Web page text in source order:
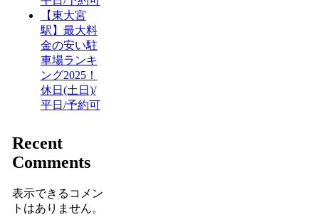
【東大宮
駅】最大料
金の安い駐
車場ランキ
ング2025！
休日(土日)/
平日/予約可
Recent
Comments
表示できるコメン
トはありません。